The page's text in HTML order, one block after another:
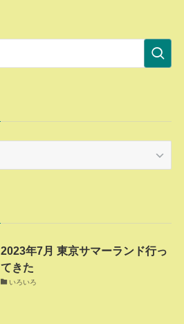
2023年7月 東京サマーランド行っ
てきた
いろいろ